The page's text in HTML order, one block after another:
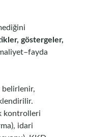
göstergeler,
belirlenir,
kontrolleri
idari